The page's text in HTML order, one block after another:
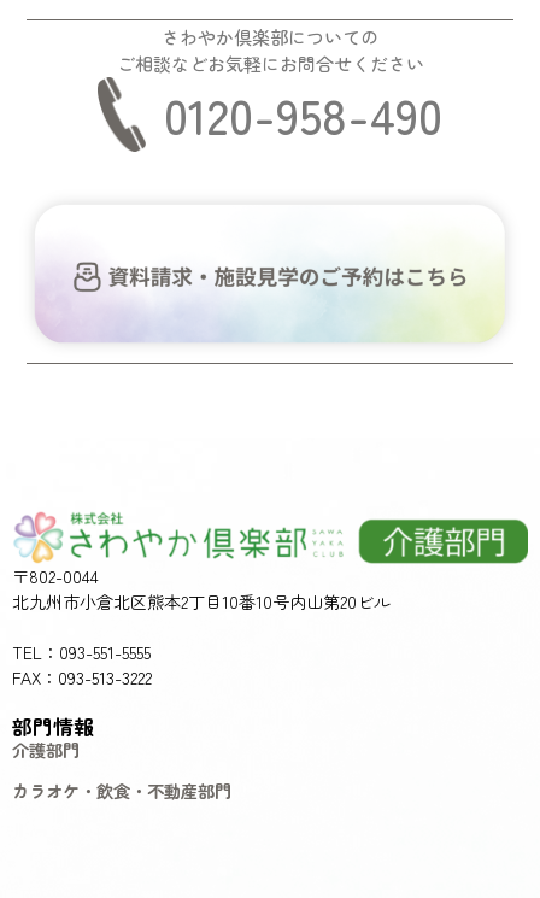
さわやか倶楽部についての
ご相談などお気軽にお問合せください
0120-958-490
〒802-0044
北九州市小倉北区熊本2丁目10番10号内山第20ビル
TEL：093-551-5555
FAX：093-513-3222
部門情報
介護部門
カラオケ・飲食・不動産部門